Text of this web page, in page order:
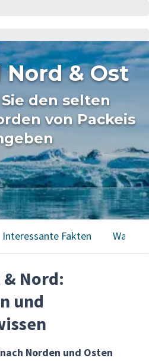
& Ost
den selten
von Packeis
Interessante Fakten Was
Nord:
und
Norden und Osten